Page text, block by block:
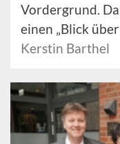
Vordergrund.
einen „Blick
Kerstin Barthel